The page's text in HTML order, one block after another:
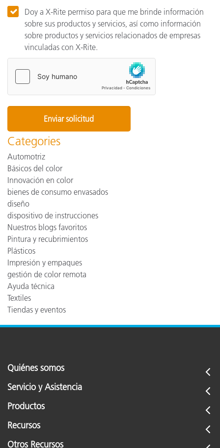
Doy a X-Rite permiso para que me brinde información
sobre sus productos y servicios, así como información
sobre productos y servicios relacionados de empresas
vinculadas con X-Rite.
Categories
Automotriz
Básicos del color
Innovación en color
bienes de consumo envasados
diseño
dispositivo de instrucciones
Nuestros blogs favoritos
Pintura y recubrimientos
Plásticos
Impresión y empaques
gestión de color remota
Ayuda técnica
Textiles
Tiendas y eventos
Quiénes somos
Servicio y Asistencia
Productos
Recursos
Otros Recursos